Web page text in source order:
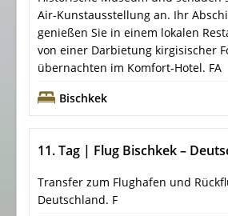
Air-Kunstausstellung an. Ihr
genießen Sie in einem lokalen
von einer Darbietung kirgisischer
übernachten im Komfort-Hotel. FA
Bischkek
11. Tag | Flug Bischkek –
Transfer zum Flughafen und
Deutschland. F